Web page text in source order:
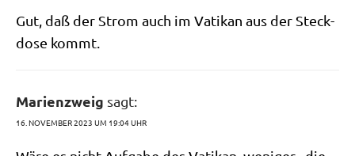
Gut, daß der Strom auch im Vati­kan aus der Steck­
do­se kommt.
Marienzweig sagt:
16. NOVEMBER 2023 UM 19:04 UHR